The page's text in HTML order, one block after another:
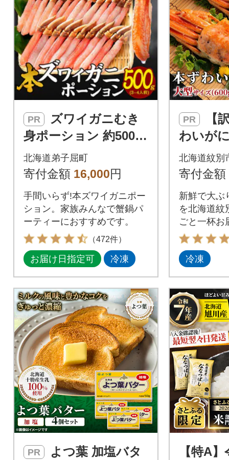
PR
身ポーション 約500g
生食可 北海道 弟子屈
町 2144
北海道弟子屈町
寄付金額 16,000円
手間いらず!本ズワイガニポー
ション。家族みんなで蟹鍋パ
ーティーにおすすめです。
（472件）
お届け日指定可 冷凍
PR
わいが
イズ2杯
北海道紋別
寄付金額
新鮮で大ぶ
を北海道紋
ごと一杯お
とした身質
ひご賞味
ている場合
ます※解凍
度、品質劣
すのでおや
冷凍
PR
【特A